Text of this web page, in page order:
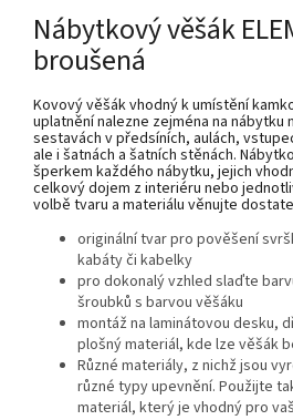
Nábytkový věšák
broušená
Kovový věšák vhodný k umístění
uplatnění nalezne zejména na nábytku
sestavách v předsíních, aulách,
ale i šatnách a šatních stěnách.
šperkem každého nábytku, jejich
celkový dojem z interiéru nebo
volbě tvaru a materiálu věnujte
originální tvar pro pověšení
kabáty či kabelky
pro dokonalý vzhled slaďte
šroubků s barvou věšáku
montáž na laminátovou desku,
plošný materiál, kde lze věšák
Různé materiály, z nichž jsou
různé typy upevnění. Použijte
materiál, který je vhodný pro